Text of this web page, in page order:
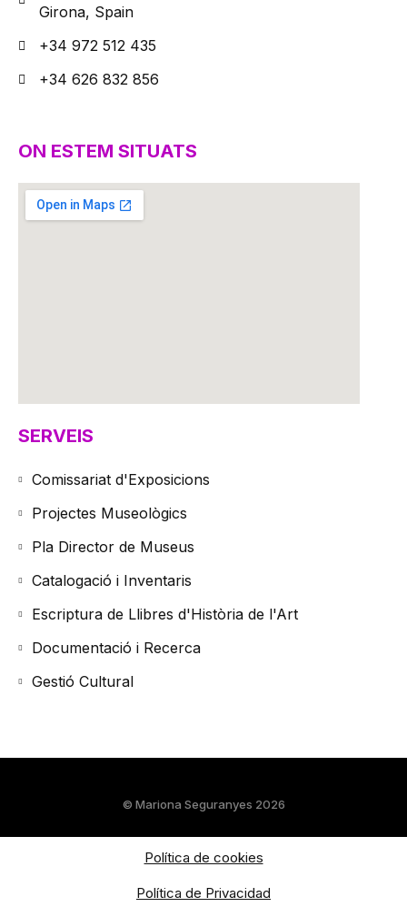
Girona, Spain
+34 972 512 435
+34 626 832 856
ON ESTEM SITUATS
SERVEIS
Comissariat d'Exposicions
Projectes Museològics
Pla Director de Museus
Catalogació i Inventaris
Escriptura de Llibres d'Història de l'Art
Documentació i Recerca
Gestió Cultural
© Mariona Seguranyes 2026
Política de cookies
Política de Privacidad